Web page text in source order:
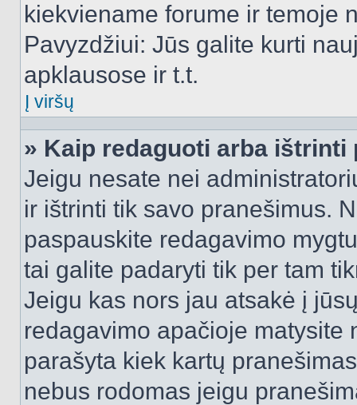
kiekviename forume ir temoje
Pavyzdžiui: Jūs galite kurti
apklausose ir t.t.
Į viršų
» Kaip redaguoti arba ištrinti
Jeigu nesate nei
ir ištrinti tik savo pranešimus.
paspauskite redagavimo
tai galite padaryti tik per tam
Jeigu kas nors jau atsakė į
redagavimo apačioje matysite
parašyta kiek kartų
nebus rodomas jeigu